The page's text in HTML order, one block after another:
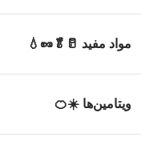
مواد مفید 🥛🥬🥜💧
ویتامین‌ها ☀️🍊